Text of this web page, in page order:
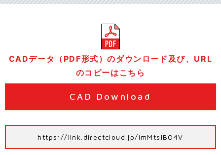
CADデータ（PDF形式）のダウンロード及び、URL
のコピーはこちら
CAD Download
https://link.directcloud.jp/imMtslBO4V